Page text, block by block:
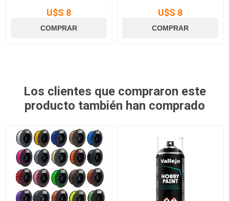
U$S 8 U$S 8
Los clientes que compraron este
producto también han comprado